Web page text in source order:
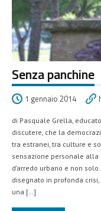
Senza panchine
1 gennaio 2014
di Pasquale Grella,
discutere, che la
tra estranei, tra culture e
sensazione personale
d’arredo urbano e non
disegnato in profonda
una […]